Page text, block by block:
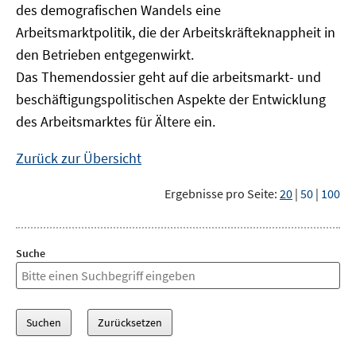
des demografischen Wandels eine
Arbeitsmarktpolitik, die der Arbeitskräfteknappheit in
den Betrieben entgegenwirkt.
Das Themendossier geht auf die arbeitsmarkt- und
beschäftigungspolitischen Aspekte der Entwicklung
des Arbeitsmarktes für Ältere ein.
Zurück zur Übersicht
Ergebnisse pro Seite: 20 | 50 | 100
Suche